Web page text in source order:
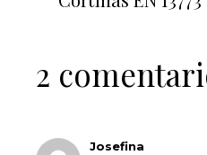
2
Josefina